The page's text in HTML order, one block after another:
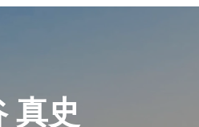
真史